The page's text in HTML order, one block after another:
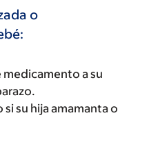
o
a su
su hija amamanta o